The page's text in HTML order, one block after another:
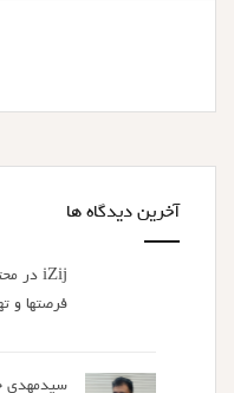
آخرین دیدگاه ها
iZij در
فرصتها و
سیدمهدی